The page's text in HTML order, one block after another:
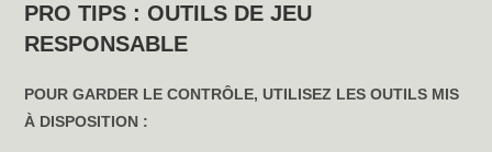
PRO TIPS : OUTILS DE JEU
RESPONSABLE
POUR GARDER LE CONTRÔLE, UTILISEZ LES OUTILS MIS
À DISPOSITION :